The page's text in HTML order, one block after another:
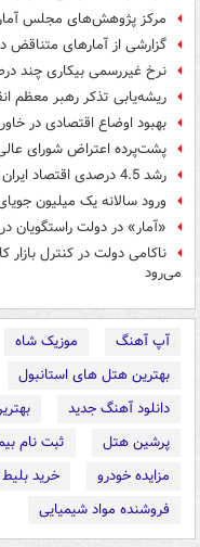
مرکز پژوهش‌های مجلس آمار
گزارشی از آمارهای متناقض
نرخ غیررسمی بیکاری چند
ریشه‌یابی تذکر رهبر معظم
بهبود اوضاع اقتصادی در
پشت‌پرده اعتراض شورای
رشد 4.5 درصدی اقتصاد ایران در سال 95/ ذخایر ارزی 7 میلیارد دلار آب رفت
ورود سالانه یک میلیون
«آمار» در دولت راستگویان
ناکامی دولت در کنترل
می‌رود
آپ آهنگ موزیک شاه
بهترین هتل های استانبول
دانلود آهنگ جدید
پرشین هتل
ثبت نام
مزایده خودرو
خرید
فروشنده مواد شیمیایی